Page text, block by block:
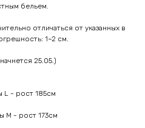
бельем.
отличаться от указанных в
1–2 см.
25.05.)
L - рост 185см
M - рост 173см